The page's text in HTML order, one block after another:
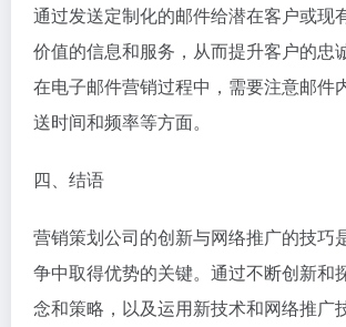
通过发送定制化的邮件给潜在客户或现
价值的信息和服务，从而提升客户的忠
在电子邮件营销过程中，需要注意邮件
送时间和频率等方面。
四、结语
营销策划公司的创新与网络推广的技巧
争中取得优势的关键。通过不断创新和
念和策略，以及运用新技术和网络推广